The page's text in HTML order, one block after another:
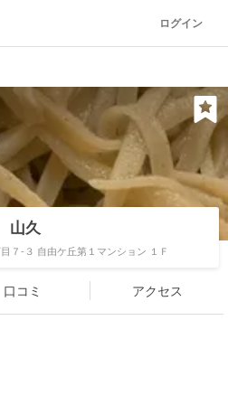
ログイン
山久
７-３ 自由ケ丘第１マンション １Ｆ
口コミ アクセス